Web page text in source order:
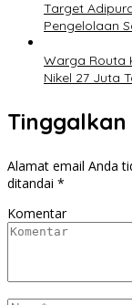
Target
Pengelolaan
Warga Routa
Nikel 27 Juta
Tinggalkan
Alamat email Anda
ditandai *
Komentar